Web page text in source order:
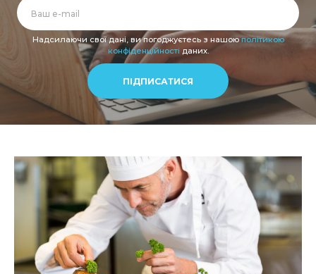
Надсилаючи свої дані, ви погоджуєтесь з нашоюполітикою
конфіденційностіданих.